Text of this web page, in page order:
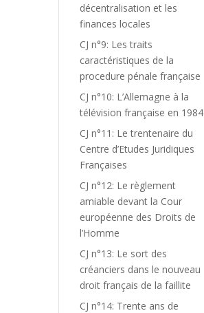
décentralisation et les
finances locales
CJ n°9: Les traits
caractéristiques de la
procedure pénale française
CJ n°10: L’Allemagne à la
télévision française en 1984
CJ n°11: Le trentenaire du
Centre d’Etudes Juridiques
Françaises
CJ n°12: Le règlement
amiable devant la Cour
européenne des Droits de
l’Homme
CJ n°13: Le sort des
créanciers dans le nouveau
droit français de la faillite
CJ n°14: Trente ans de